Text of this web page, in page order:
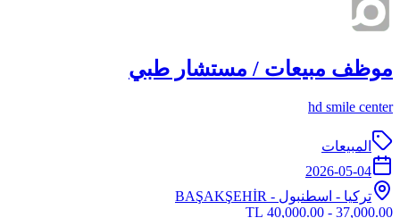
موظف مبيعات / مستشار طبي
hd smile center
المبيعات
2026-05-04
تركيا - اسطنبول - BAŞAKŞEHİR
37,000.00 - 40,000.00 TL